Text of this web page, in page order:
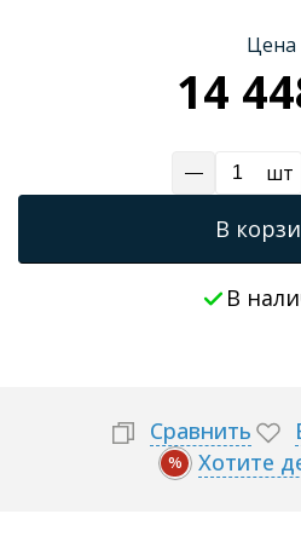
Цена
14
шт
В
В
Сравнить
% Хотите